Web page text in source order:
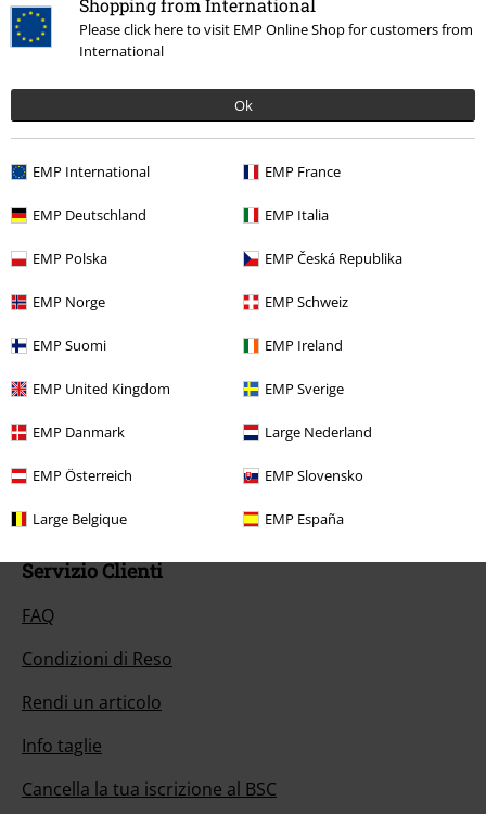
Shopping from International
Please click here to visit EMP Online Shop for customers from
International
Ok
EMP International EMP France
EMP Deutschland EMP Italia
EMP Polska EMP Česká Republika
EMP Norge EMP Schweiz
EMP Suomi EMP Ireland
EMP United Kingdom EMP Sverige
EMP Danmark Large Nederland
EMP Österreich EMP Slovensko
Large Belgique EMP España
*Attivo per 4 settimane. Non utilizzabile in combinazione con altri codici
promozionali. Lo sconto verrà applicato dopo aver inserito il codice nel
campo dedicato del carrello. Libri, media (CD, DVD, vinili, ecc.), Funko
Pop!, biglietti, articoli Rammstein, (Till) Lindemann, Die Ärzte, Die Toten
Hosen, Feine Sahne Fischfilet, Broilers, Böhse Onkelz, buoni regalo e
promo.
Il nostro servizio clienti è qui per te
festivi).Informazioni ulteriori
Inizia la chat
Servizio Clienti
FAQ
Condizioni di Reso
Rendi un articolo
Info taglie
Cancella la tua iscrizione al BSC